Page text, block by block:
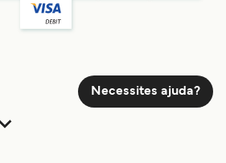
Necessites ajuda?